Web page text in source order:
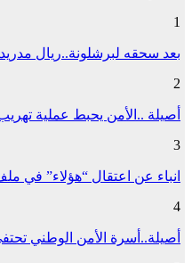
1
بعد سحقه لبرشلونة..ريال
2
أصيلة ..الأمن يحبط عملية تهريب
3
انباء عن اعتقال “هؤلاء” في
4
أصيلة..أسرة الأمن الوطني تحتفي بالذكرى 67